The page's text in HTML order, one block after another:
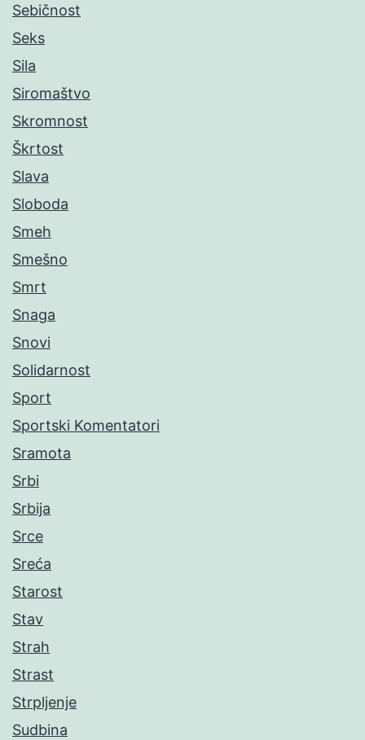
Sebičnost
Seks
Sila
Siromaštvo
Skromnost
Škrtost
Slava
Sloboda
Smeh
Smešno
Smrt
Snaga
Snovi
Solidarnost
Sport
Sportski Komentatori
Sramota
Srbi
Srbija
Srce
Sreća
Starost
Stav
Strah
Strast
Strpljenje
Sudbina